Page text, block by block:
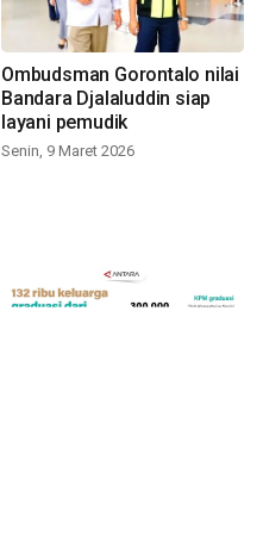
Ombudsman Gorontalo nilai
Bandara Djalaluddin siap
layani pemudik
Senin, 9 Maret 2026